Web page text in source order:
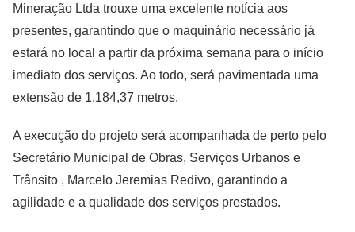
Mineração Ltda trouxe uma excelente notícia aos
presentes, garantindo que o maquinário necessário já
estará no local a partir da próxima semana para o início
imediato dos serviços. Ao todo, será pavimentada uma
extensão de 1.184,37 metros.
A execução do projeto será acompanhada de perto pelo
Secretário Municipal de Obras, Serviços Urbanos e
Trânsito , Marcelo Jeremias Redivo, garantindo a
agilidade e a qualidade dos serviços prestados.